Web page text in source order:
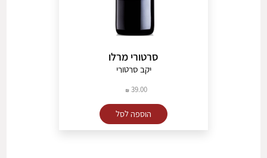
סרטורי מרלו
יקב סרטורי
39.00
הוספה לסל